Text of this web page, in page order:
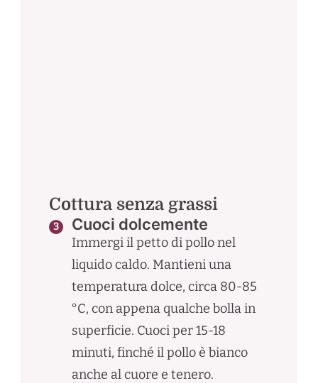
Cottura senza grassi
Cuoci dolcemente
Immergi il petto di pollo nel
liquido caldo. Mantieni una
temperatura dolce, circa 80-85
°C, con appena qualche bolla in
superficie. Cuoci per 15-18
minuti, finché il pollo è bianco
anche al cuore e tenero.